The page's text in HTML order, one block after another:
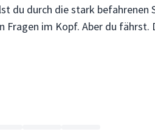
du durch die stark befahrenen
im Kopf. Aber du fährst.